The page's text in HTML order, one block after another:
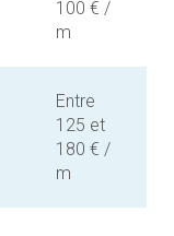
100 € /
m
Entre
125 et
180 € /
m